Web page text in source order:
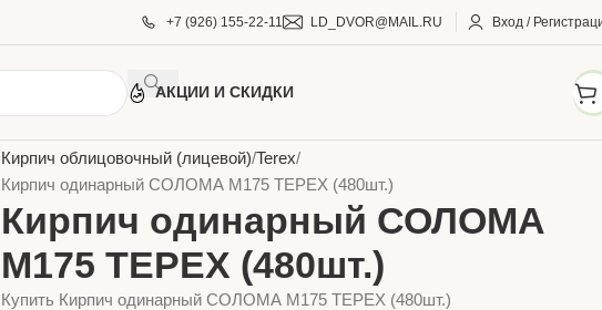
+7 (926) 155-22-11 LD_DVOR@MAIL.RU Вход /
АКЦИИ И СКИДКИ
Кирпич облицовочный (лицевой) Terex
Кирпич одинарный СОЛОМА М175 TEРEX (480шт.)
Кирпич одинарный СОЛОМА
М175 TEРEX (480шт.)
Купить Кирпич одинарный СОЛОМА М175 TEРEX (480шт.)